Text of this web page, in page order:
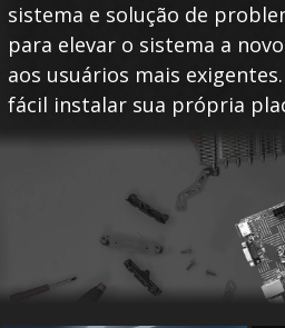
sistema e solução de
para elevar o sistema a
aos usuários mais
fácil instalar sua própria